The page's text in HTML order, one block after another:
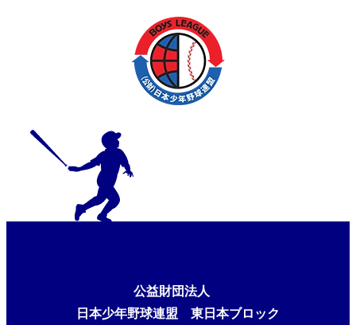
公益財団法人
日本少年野球連盟 東日本ブロック